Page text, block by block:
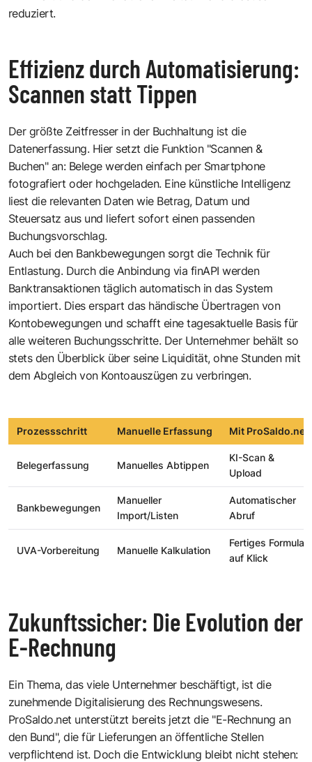
reduziert.
Effizienz durch Automatisierung:
Scannen statt Tippen
Der größte Zeitfresser in der Buchhaltung ist die
Datenerfassung. Hier setzt die Funktion "Scannen &
Buchen" an: Belege werden einfach per Smartphone
fotografiert oder hochgeladen. Eine künstliche Intelligenz
liest die relevanten Daten wie Betrag, Datum und
Steuersatz aus und liefert sofort einen passenden
Buchungsvorschlag.
Auch bei den Bankbewegungen sorgt die Technik für
Entlastung. Durch die Anbindung via finAPI werden
Banktransaktionen täglich automatisch in das System
importiert. Dies erspart das händische Übertragen von
Kontobewegungen und schafft eine tagesaktuelle Basis für
alle weiteren Buchungsschritte. Der Unternehmer behält so
stets den Überblick über seine Liquidität, ohne Stunden mit
dem Abgleich von Kontoauszügen zu verbringen.
Prozessschritt Manuelle Erfassung Mit ProSaldo.net
Belegerfassung Manuelles Abtippen
KI-Scan &
Upload
Bankbewegungen
Manueller
Import/Listen
Automatischer
Abruf
UVA-Vorbereitung Manuelle Kalkulation
Fertiges Formular
auf Klick
Zukunftssicher: Die Evolution der
E-Rechnung
Ein Thema, das viele Unternehmer beschäftigt, ist die
zunehmende Digitalisierung des Rechnungswesens.
ProSaldo.net unterstützt bereits jetzt die "E-Rechnung an
den Bund", die für Lieferungen an öffentliche Stellen
verpflichtend ist. Doch die Entwicklung bleibt nicht stehen: